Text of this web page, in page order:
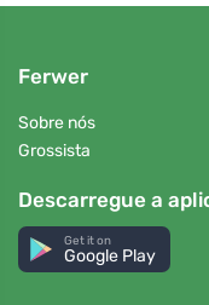
Ferwer
Sobre nós
Grossista
Descarregue a
Get it on
Google Play